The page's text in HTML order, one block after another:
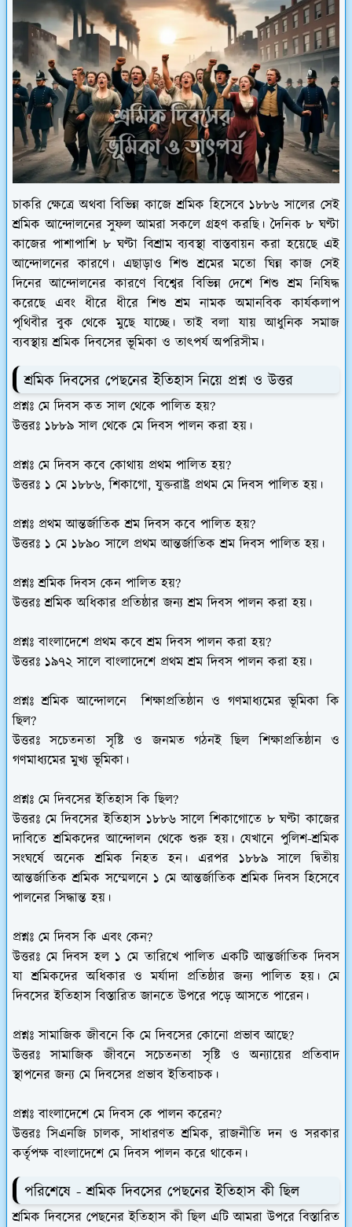
চাকরি ক্ষেত্রে অথবা বিভিন্ন কাজে শ্রমিক হিসেবে ১৮৮৬ সালের সেই
শ্রমিক আন্দোলনের সুফল আমরা সকলে গ্রহণ করছি। দৈনিক ৮ ঘণ্টা
কাজের পাশাপাশি ৮ ঘণ্টা বিশ্রাম ব্যবস্থা বাস্তবায়ন করা হয়েছে এই
আন্দোলনের কারণে। এছাড়াও শিশু শ্রমের মতো ঘিন্ন কাজ সেই
দিনের আন্দোলনের কারণে বিশ্বের বিভিন্ন দেশে শিশু শ্রম নিষিদ্ধ
করেছে এবং ধীরে ধীরে শিশু শ্রম নামক অমানবিক কার্যকলাপ
পৃথিবীর বুক থেকে মুছে যাচ্ছে। তাই বলা যায় আধুনিক সমাজ
ব্যবস্থায় শ্রমিক দিবসের ভূমিকা ও তাৎপর্য অপরিসীম।
শ্রমিক দিবসের পেছনের ইতিহাস নিয়ে প্রশ্ন ও উত্তর
প্রশ্নঃ মে দিবস কত সাল থেকে পালিত হয়?
উত্তরঃ ১৮৮৯ সাল থেকে মে দিবস পালন করা হয়।
প্রশ্নঃ মে দিবস কবে কোথায় প্রথম পালিত হয়?
উত্তরঃ ১ মে ১৮৮৬, শিকাগো, যুক্তরাষ্ট্র প্রথম মে দিবস পালিত হয়।
প্রশ্নঃ প্রথম আন্তর্জাতিক শ্রম দিবস কবে পালিত হয়?
উত্তরঃ ১ মে ১৮৯০ সালে প্রথম আন্তর্জাতিক শ্রম দিবস পালিত হয়।
প্রশ্নঃ শ্রমিক দিবস কেন পালিত হয়?
উত্তরঃ শ্রমিক অধিকার প্রতিষ্ঠার জন্য শ্রম দিবস পালন করা হয়।
প্রশ্নঃ বাংলাদেশে প্রথম কবে শ্রম দিবস পালন করা হয়?
উত্তরঃ ১৯৭২ সালে বাংলাদেশে প্রথম শ্রম দিবস পালন করা হয়।
প্রশ্নঃ শ্রমিক আন্দোলনে শিক্ষাপ্রতিষ্ঠান ও গণমাধ্যমের ভূমিকা কি
ছিল?
উত্তরঃ সচেতনতা সৃষ্টি ও জনমত গঠনই ছিল শিক্ষাপ্রতিষ্ঠান ও
গণমাধ্যমের মুখ্য ভূমিকা।
প্রশ্নঃ মে দিবসের ইতিহাস কি ছিল?
উত্তরঃ মে দিবসের ইতিহাস ১৮৮৬ সালে শিকাগোতে ৮ ঘণ্টা কাজের
দাবিতে শ্রমিকদের আন্দোলন থেকে শুরু হয়। যেখানে পুলিশ-শ্রমিক
সংঘর্ষে অনেক শ্রমিক নিহত হন। এরপর ১৮৮৯ সালে দ্বিতীয়
আন্তর্জাতিক শ্রমিক সম্মেলনে ১ মে আন্তর্জাতিক শ্রমিক দিবস হিসেবে
পালনের সিদ্ধান্ত হয়।
প্রশ্নঃ মে দিবস কি এবং কেন?
উত্তরঃ মে দিবস হল ১ মে তারিখে পালিত একটি আন্তর্জাতিক দিবস
যা শ্রমিকদের অধিকার ও মর্যাদা প্রতিষ্ঠার জন্য পালিত হয়। মে
দিবসের ইতিহাস বিস্তারিত জানতে উপরে পড়ে আসতে পারেন।
প্রশ্নঃ সামাজিক জীবনে কি মে দিবসের কোনো প্রভাব আছে?
উত্তরঃ সামাজিক জীবনে সচেতনতা সৃষ্টি ও অন্যায়ের প্রতিবাদ
স্থাপনের জন্য মে দিবসের প্রভাব ইতিবাচক।
প্রশ্নঃ বাংলাদেশে মে দিবস কে পালন করেন?
উত্তরঃ সিএনজি চালক, সাধারণত শ্রমিক, রাজনীতি দন ও সরকার
কর্তৃপক্ষ বাংলাদেশে মে দিবস পালন করে থাকেন।
পরিশেষে - শ্রমিক দিবসের পেছনের ইতিহাস কী ছিল
শ্রমিক দিবসের পেছনের ইতিহাস কী ছিল এটি আমরা উপরে বিস্তারিত